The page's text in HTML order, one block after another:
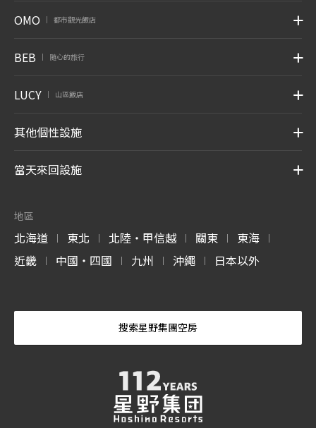
OMO 都市觀光飯店
BEB 随心的旅行
LUCY 山區飯店
其他個性設施
當天來回設施
地區
北海道 | 東北 | 北陸・甲信越 | 關東 | 東海 |
近畿 | 中國・四國 | 九州 | 沖繩 | 日本以外
搜索星野集團空房